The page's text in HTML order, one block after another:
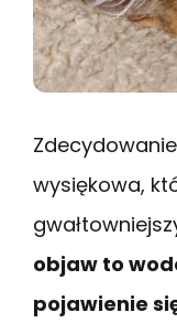
wysiękowa,
objaw to
pojawienie